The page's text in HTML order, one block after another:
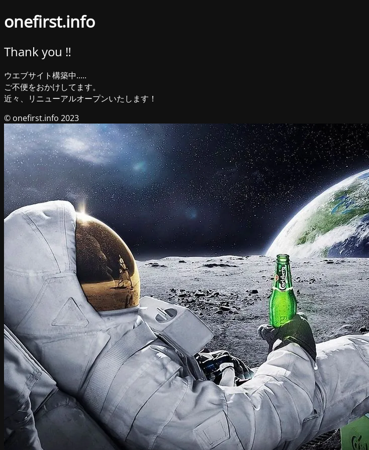
onefirst.info
Thank you ‼︎
ウエブサイト構築中.....
ご不便をおかけしてます。
近々、リニューアルオープンいたします！
© onefirst.info 2023